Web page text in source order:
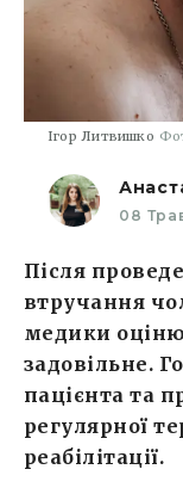
Ігор Литвишко
08
Після
втручання
медики
задовільне.
пацієнта та
регулярної
реабілітації.